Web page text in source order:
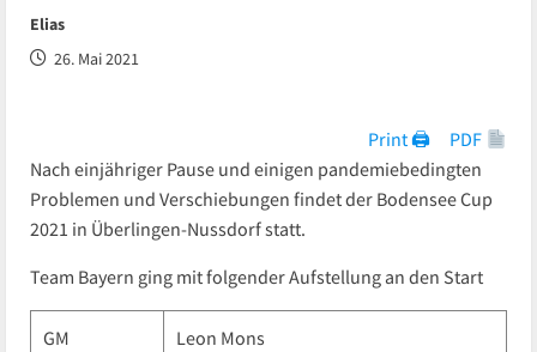
Elias
26. Mai 2021
Print 🖨
PDF
Nach einjähriger Pause und einigen pandemiebedingten
Problemen und Verschiebungen findet der Bodensee Cup
2021 in Überlingen-Nussdorf statt.
Team Bayern ging mit folgender Aufstellung an den Start
GM Leon Mons